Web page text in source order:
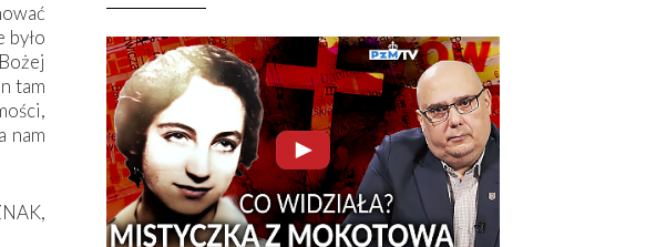
było
tam
nam